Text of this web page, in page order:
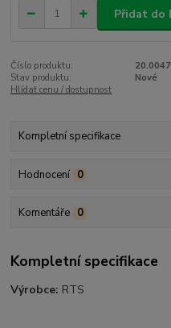
Přidat do
Číslo produktu:
Stav produktu:
Nové
Hlídat cenu / dostupnost
Kompletní specifikace
Hodnocení 0
Komentáře 0
Kompletní specifikace
Výrobce: RTS